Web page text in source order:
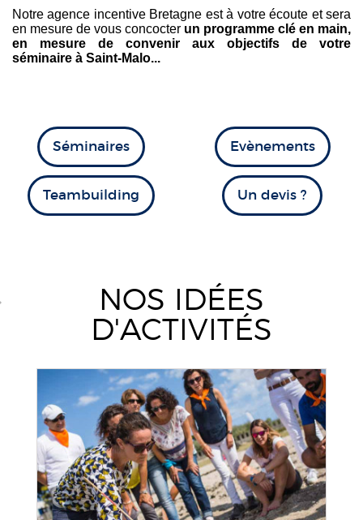
Notre agence incentive Bretagne est à votre écoute et sera
en mesure de vous concocter un programme clé en main,
en mesure de convenir aux objectifs de votre
séminaire à Saint-Malo...
Séminaires Evènements
Teambuilding Un devis ?
NOS IDÉES
D'ACTIVITÉS